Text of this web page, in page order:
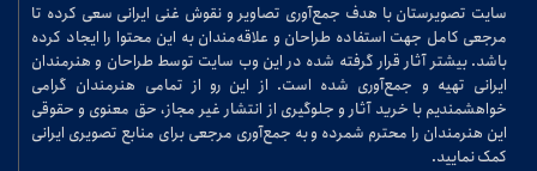
سایت تصویرستان با هدف جمع‌آوری تصاویر و نقوش غنی ایرانی سعی کرده تا
مرجعی کامل جهت استفاده طراحان و علاقه‌مندان به این محتوا را ایجاد کرده
باشد. بیشتر آثار قرار گرفته شده در این وب سایت توسط طراحان و هنرمندان
ایرانی تهیه و جمع‌آوری شده است. از این رو از تمامی هنرمندان گرامی
خواهشمندیم با خرید آثار و جلوگیری از انتشار غیر مجاز، حق معنوی و حقوقی
این هنرمندان را محترم شمرده و به جمع‌آوری مرجعی برای منابع تصویری ایرانی
کمک نمایید.